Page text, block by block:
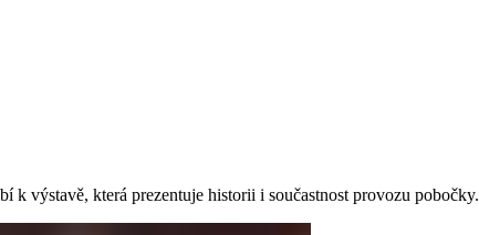
výstavě, která prezentuje historii i součastnost provozu pobočky.